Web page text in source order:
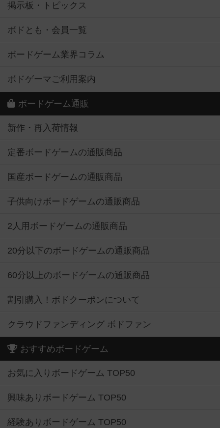
掲示板・トピックス
ボドとも・会員一覧
ボードゲーム業界コラム
ボドゲーマご利用案内
ボードゲーム通販
新作・再入荷情報
定番ボードゲームの通販商品
国産ボードゲームの通販商品
子供向けボードゲームの通販商品
2人用ボードゲームの通販商品
20分以下のボードゲームの通販商品
60分以上のボードゲームの通販商品
割引購入！ボドクーポンについて
クラウドファンディング ボドファン
おすすめボードゲーム
お気に入りボードゲーム TOP50
興味ありボードゲーム TOP50
経験ありボードゲーム TOP50